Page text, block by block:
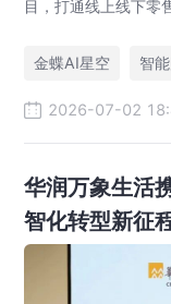
目，打通线上线下零
金蝶AI星空
智
2026-07-02
华润万象生活
智化转型新征